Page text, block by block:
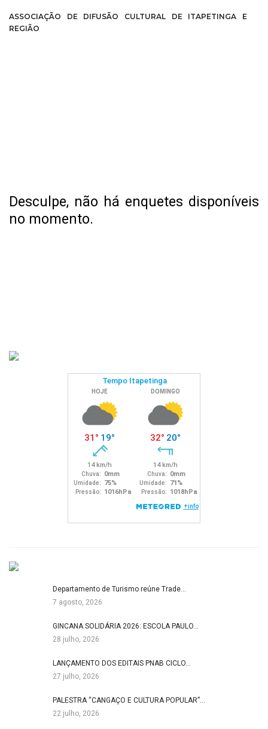
ASSOCIAÇÃO DE DIFUSÃO CULTURAL DE ITAPETINGA E
REGIÃO
Desculpe, não há enquetes disponíveis
no momento.
Departamento de Turismo reúne Trade…
7 agosto, 2026
GINCANA SOLIDÁRIA 2026: ESCOLA PAULO…
28 julho, 2026
LANÇAMENTO DOS EDITAIS PNAB CICLO…
27 julho, 2026
PALESTRA “CANGAÇO E CULTURA POPULAR”…
22 julho, 2026